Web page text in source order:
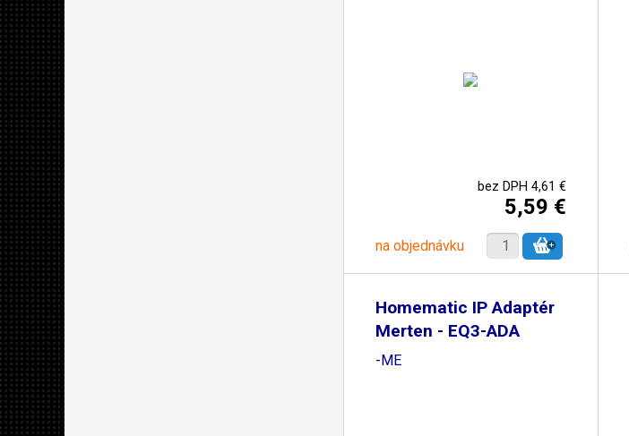
bez DPH 4,61 €
5,59 €
na objednávku
Homematic IP Adaptér
Merten - EQ3-ADA
-ME